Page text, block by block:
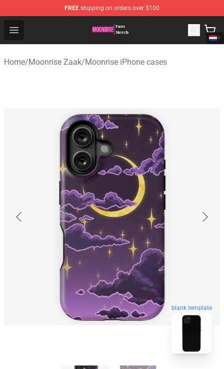
FREE shipping on orders over $100
Open menu
Moonrise Store - Official Moonrise Merchandise Shop
Home/Moonrise Zaak/Moonrise iPhone cases
blank template